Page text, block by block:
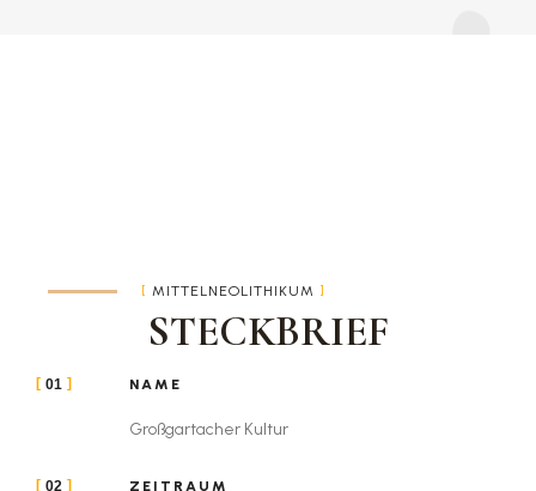
MITTELNEOLITHIKUM
STECKBRIEF
01 NAME
Großgartacher Kultur
02 ZEITRAUM